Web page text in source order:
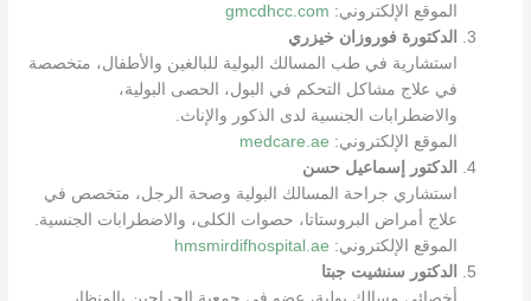
الموقع الإلكتروني: gmcdhcc.com
الدكتورة فوروزان خيزري
استشارية في طب المسالك البولية للبالغين والأطفال، متخصصة
في علاج مشاكل التحكم في البول، الحصى البولية،
والاضطرابات الجنسية لدى الذكور والإناث.
الموقع الإلكتروني: medcare.ae
الدكتور إسماعيل حسن
استشاري جراحة المسالك البولية وصحة الرجل، متخصص في
علاج أمراض البروستاتا، حصوات الكلى، والاضطرابات الجنسية.
الموقع الإلكتروني: hmsmirdifhospital.ae
الدكتور سنشيت جبتا